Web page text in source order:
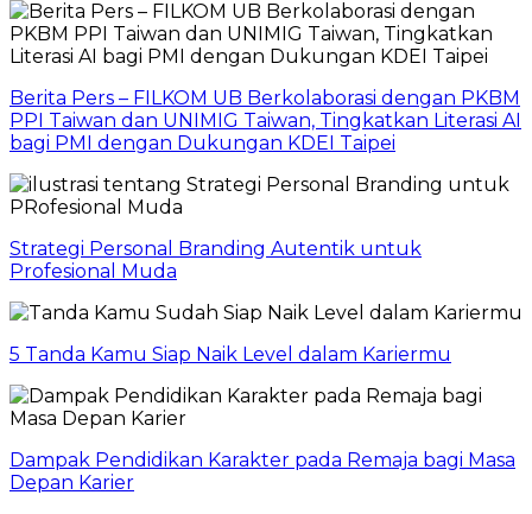
Berita Pers – FILKOM UB Berkolaborasi dengan PKBM
PPI Taiwan dan UNIMIG Taiwan, Tingkatkan Literasi AI
bagi PMI dengan Dukungan KDEI Taipei
Strategi Personal Branding Autentik untuk
Profesional Muda
5 Tanda Kamu Siap Naik Level dalam Kariermu
Dampak Pendidikan Karakter pada Remaja bagi Masa
Depan Karier